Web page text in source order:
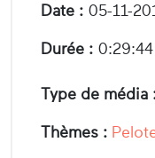
Date : 05-11-
Durée : 0:29:44
Type de média
Thèmes :